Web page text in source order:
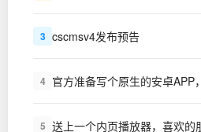
3 cscmsv4发布预告
4 官方准备写个原生的安卓APP
5 送上一个内页播放器，喜欢的